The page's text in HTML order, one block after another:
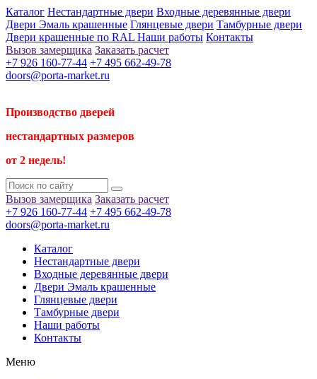
Каталог Нестандартные двери Входные деревянные двери
Двери Эмаль крашенные Глянцевые двери Тамбурные двери
Двери крашенные по RAL Наши работы Контакты
Вызов замерщика Заказать расчет
+7 926 160-77-44 +7 495 662-49-78
doors@porta-market.ru
Производство дверей
нестандартных размеров
от 2 недель!
Вызов замерщика Заказать расчет
+7 926 160-77-44 +7 495 662-49-78
doors@porta-market.ru
Каталог
Нестандартные двери
Входные деревянные двери
Двери Эмаль крашенные
Глянцевые двери
Тамбурные двери
Наши работы
Контакты
Меню